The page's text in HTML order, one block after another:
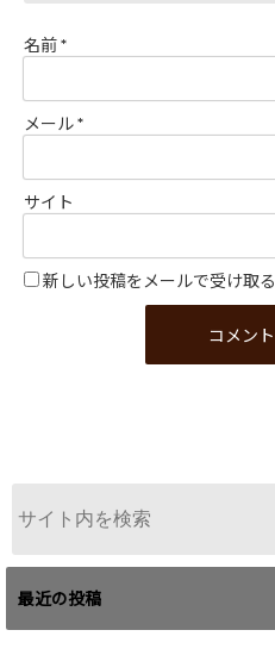
名前*
メール*
サイト
新しい投稿をメールで受け取る
最近の投稿